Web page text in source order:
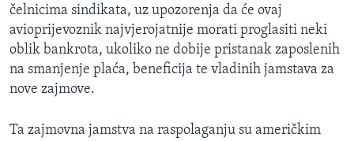
O GLASU AMERIKE
Learning English
čelnicima sindikata, uz upozorenja da će ovaj
avioprijevoznik najvjerojatnije morati proglasiti neki
oblik bankrota, ukoliko ne dobije pristanak zaposlenih
na smanjenje plaća, beneficija te vladinih jamstava za
nove zajmove.
Ta zajmovna jamstva na raspolaganju su američkim